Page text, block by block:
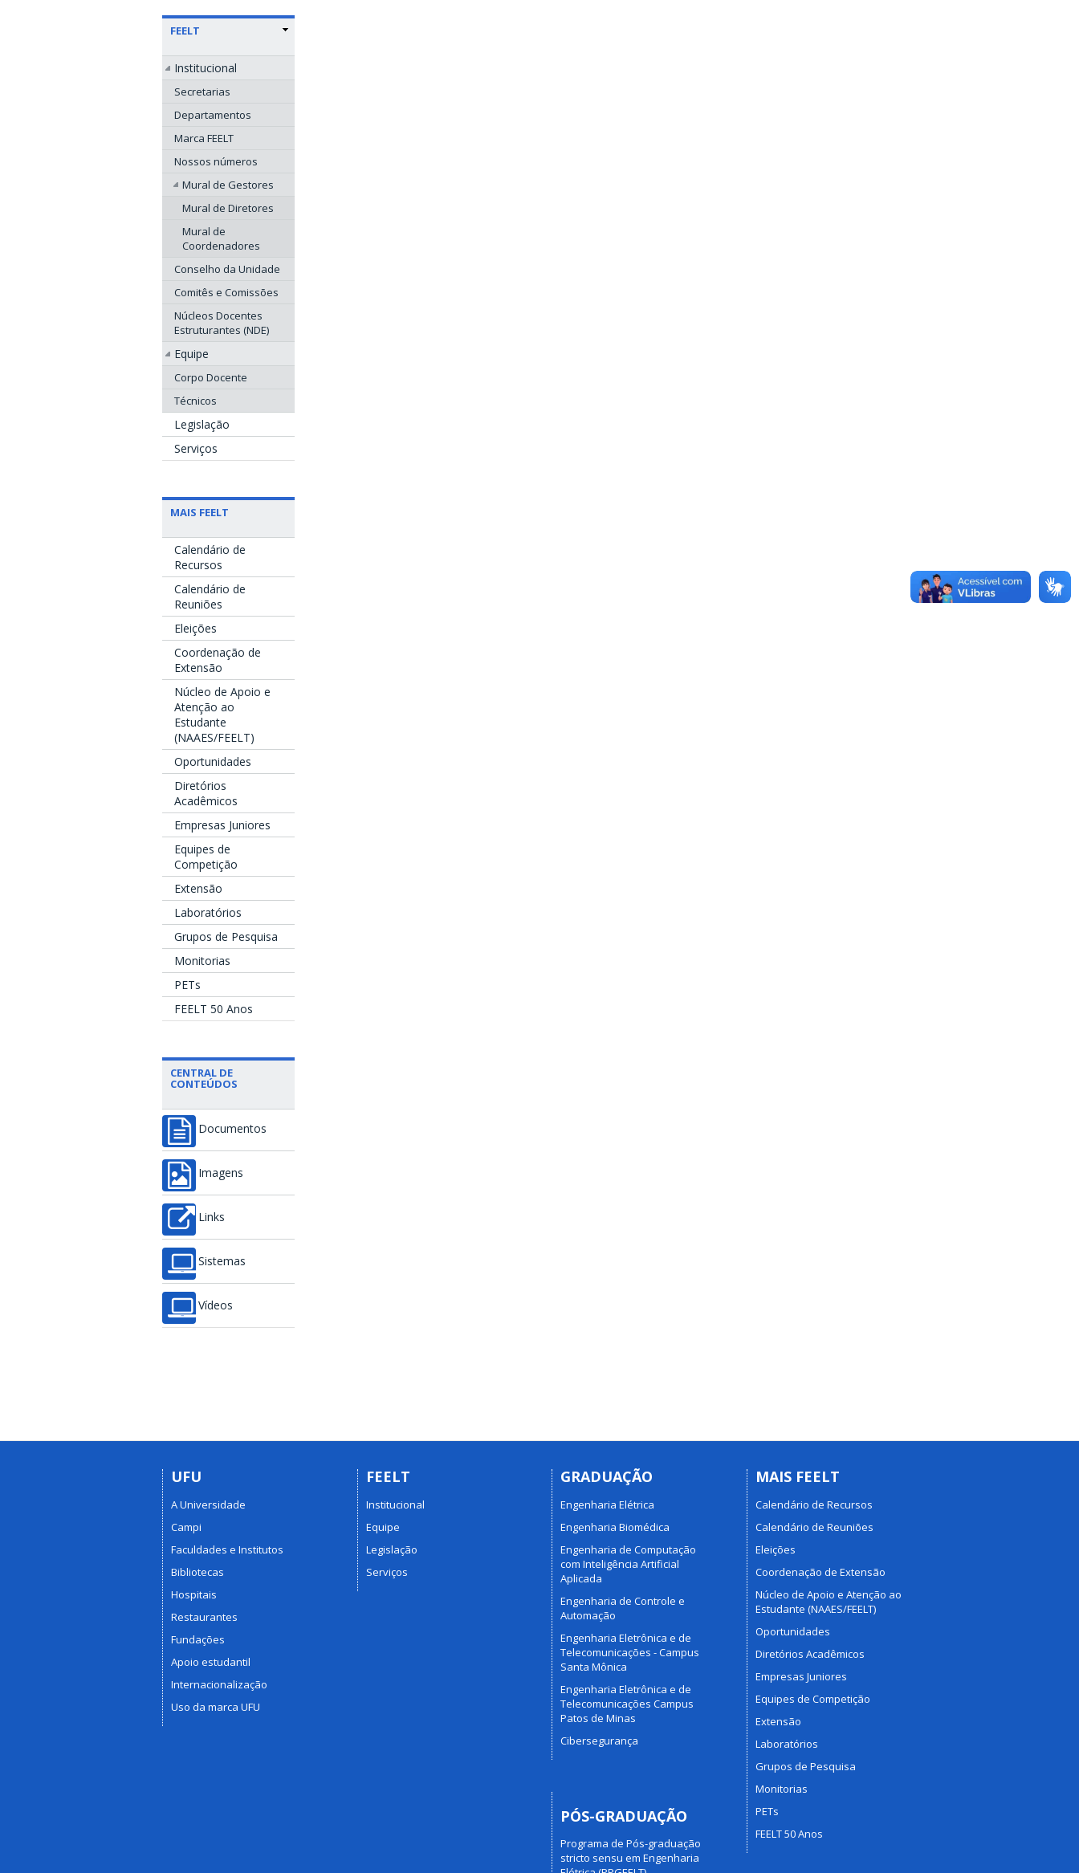
FEELT
Institucional
Secretarias
Departamentos
Marca FEELT
Nossos números
Mural de Gestores
Mural de Diretores
Mural de
Coordenadores
Conselho da Unidade
Comitês e Comissões
Núcleos Docentes
Estruturantes (NDE)
Equipe
Corpo Docente
Técnicos
Legislação
Serviços
MAIS FEELT
Calendário de
Recursos
Calendário de
Reuniões
Eleições
Coordenação de
Extensão
Núcleo de Apoio e
Atenção ao
Estudante
(NAAES/FEELT)
Oportunidades
Diretórios
Acadêmicos
Empresas Juniores
Equipes de
Competição
Extensão
Laboratórios
Grupos de Pesquisa
Monitorias
PETs
FEELT 50 Anos
CENTRAL DE
CONTEÚDOS
Documentos
Imagens
Links
Sistemas
Vídeos
UFU
A Universidade
Campi
Faculdades e Institutos
Bibliotecas
Hospitais
Restaurantes
Fundações
Apoio estudantil
Internacionalização
Uso da marca UFU
FEELT
Institucional
Equipe
Legislação
Serviços
GRADUAÇÃO
Engenharia Elétrica
Engenharia Biomédica
Engenharia de Computação
com Inteligência Artificial
Aplicada
Engenharia de Controle e
Automação
Engenharia Eletrônica e de
Telecomunicações - Campus
Santa Mônica
Engenharia Eletrônica e de
Telecomunicações Campus
Patos de Minas
Cibersegurança
PÓS-GRADUAÇÃO
Programa de Pós-graduação
stricto sensu em Engenharia
MAIS FEELT
Calendário de Recursos
Calendário de Reuniões
Eleições
Coordenação de Extensão
Núcleo de Apoio e Atenção ao
Estudante (NAAES/FEELT)
Oportunidades
Diretórios Acadêmicos
Empresas Juniores
Equipes de Competição
Extensão
Laboratórios
Grupos de Pesquisa
Monitorias
PETs
FEELT 50 Anos